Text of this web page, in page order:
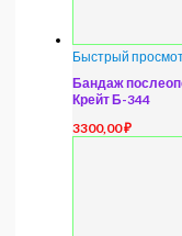
Быстрый
Бандаж
Крейт Б-344
3300,00₽